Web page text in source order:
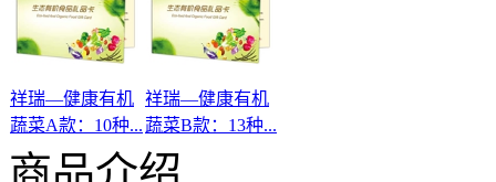
祥瑞—健康有机
蔬菜A款：10种...
祥瑞—健康有机
蔬菜B款：13种...
商品介绍